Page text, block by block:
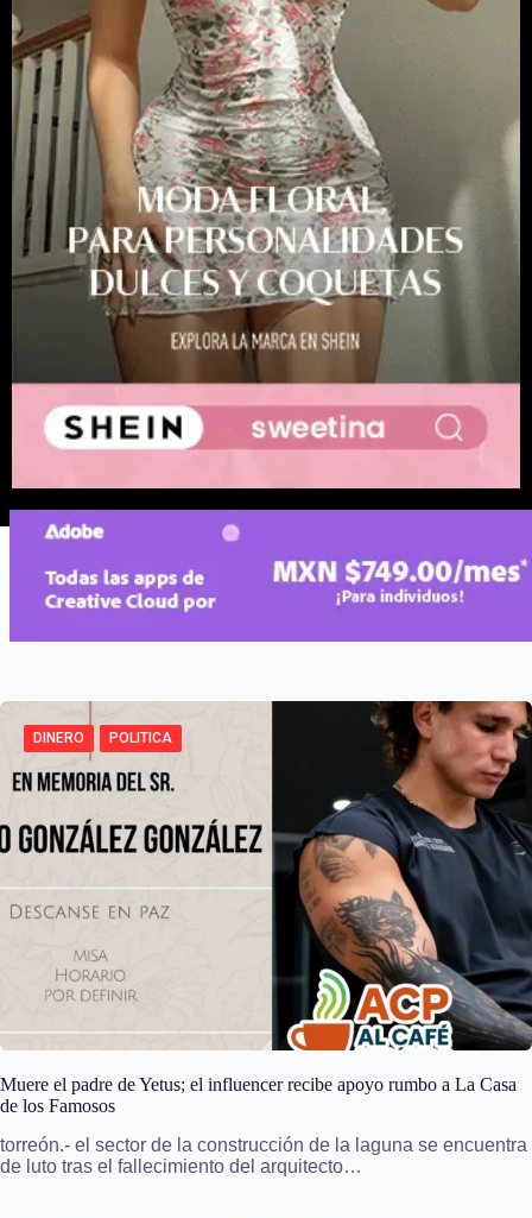
DINERO POLITICA
Muere el padre de Yetus; el influencer recibe apoyo rumbo a La Casa
de los Famosos
torreón.- el sector de la construcción de la laguna se encuentra
de luto tras el fallecimiento del arquitecto…